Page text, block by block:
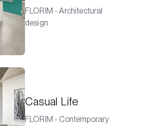
FLORIM - Architectural
design
Casual Life
FLORIM - Contemporary